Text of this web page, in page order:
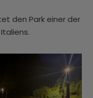
den Park einer der